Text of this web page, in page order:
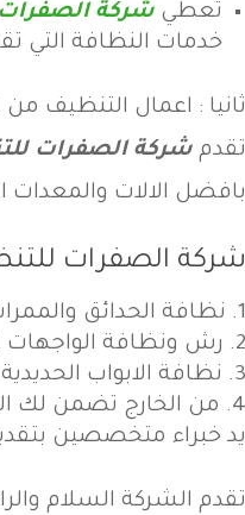
تعطي شركة الصفرات
خدمات النظافة
ثانيا : اعمال التنظيف من
تقدم شركة الصفرات
بافضل الالات والمعدات
شركة الصفرات
نظافة الحدائق
رش ونظافة الواجهات
نظافة الابواب
من الخارج تضمن لك
يد خبراء متخصصين
تقدم الشركة السلام